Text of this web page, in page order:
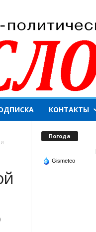
КОНТАКТЫ
Погода
Gismeteo